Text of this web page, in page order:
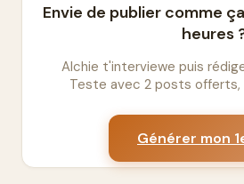
Envie de publier comme
heures
Alchie t'interviewe puis
Teste avec 2 posts offerts,
Générer mon